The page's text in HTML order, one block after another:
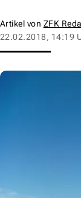
Artikel von ZFK
22.02.2018, 14:19